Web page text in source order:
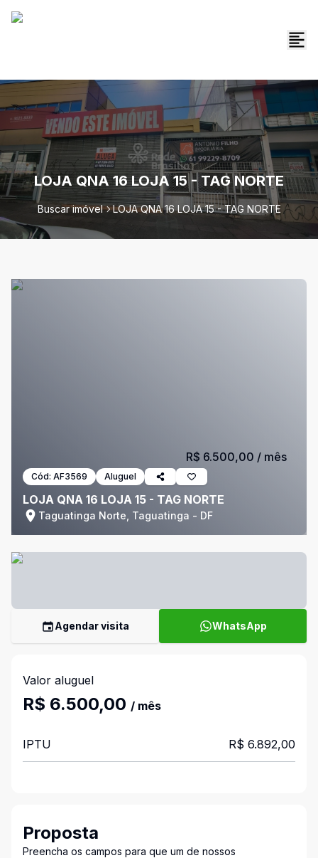
LOJA QNA 16 LOJA 15 - TAG NORTE
Buscar imóvel LOJA QNA 16 LOJA 15 - TAG NORTE
Cód: AF3569 Aluguel
LOJA QNA 16 LOJA 15 - TAG NORTE
Taguatinga Norte, Taguatinga - DF
R$ 6.500,00 / mês
Agendar visita WhatsApp
Valor aluguel
R$ 6.500,00 / mês
IPTU R$ 6.892,00
Proposta
Preencha os campos para que um de nossos